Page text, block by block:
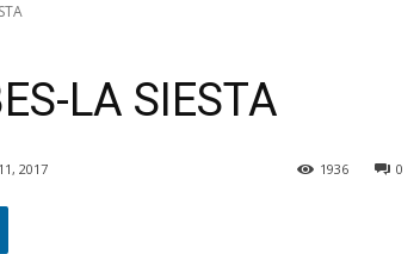
LA SIESTA
2017 0
1936